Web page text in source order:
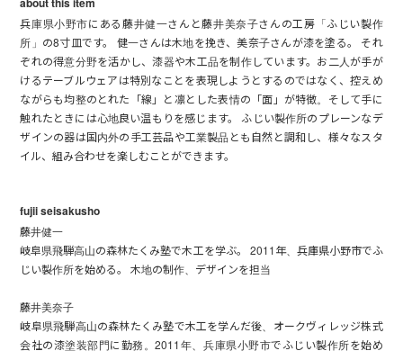
兵庫県小野市にある藤井健一さんと藤井美奈子さんの工房「ふじい製作
所」の8寸皿です。 健一さんは木地を挽き、美奈子さんが漆を塗る。 それ
ぞれの得意分野を活かし、漆器や木工品を制作しています。お二人が手が
けるテーブルウェアは特別なことを表現しようとするのではなく、控えめ
ながらも均整のとれた「線」と凛とした表情の「面」が特徴。そして手に
触れたときには心地良い温もりを感じます。 ふじい製作所のプレーンなデ
ザインの器は国内外の手工芸品や工業製品とも自然と調和し、様々なスタ
イル、組み合わせを楽しむことができます。
fujii seisakusho
藤井健一
岐阜県飛騨高山の森林たくみ塾で木工を学ぶ。 2011年、兵庫県小野市でふ
じい製作所を始める。 木地の制作、デザインを担当
藤井美奈子
岐阜県飛騨高山の森林たくみ塾で木工を学んだ後、オークヴィレッジ株式
会社の漆塗装部門に勤務。2011年、兵庫県小野市でふじい製作所を始め